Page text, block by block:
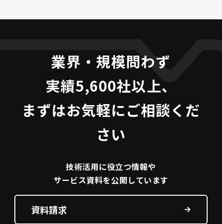
業界・規模問わず
実績5,600社以上、
まずはお気軽にご相談くだ
さい
技術活用に役立つ情報や
サービス資料を公開しています
資料請求